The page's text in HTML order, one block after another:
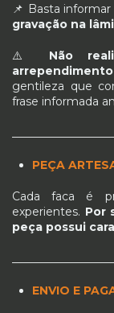
📌 Basta
gravação na
⚠️ Não
gentileza que
frase informada
PEÇA
Cada faca é
experientes. Por
peça possui
ENVIO E